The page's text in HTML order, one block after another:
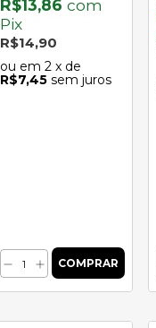
R$13,86 com
Pix
R$14,90
2 x de
R$7,45 sem juros